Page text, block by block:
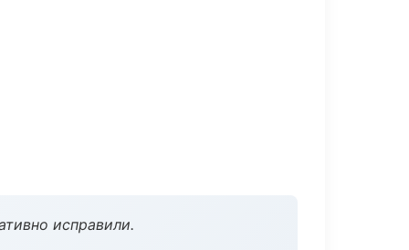
исправили.